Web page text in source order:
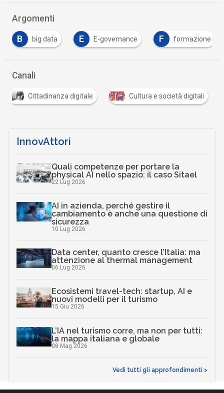
Argomenti
E E-governance F formazione Intelligenza
Canali
Cittadinanza digitale Cultura e società digitali
InnovAttori
Quali competenze per portare la
physical AI nello spazio: il caso Sitael
22 Lug 2026
AI in azienda, perché gestire il
cambiamento è anche una questione di
sicurezza
10 Lug 2026
Data center, quanto cresce l’Italia: ma
attenzione al thermal management
06 Lug 2026
Ecosistemi travel-tech: startup, AI e
nuovi modelli per il turismo
15 Giu 2026
L’IA nel turismo corre, ma non per tutti:
la mappa italiana e globale
08 Mag 2026
Vedi tutti gli approfondimenti >